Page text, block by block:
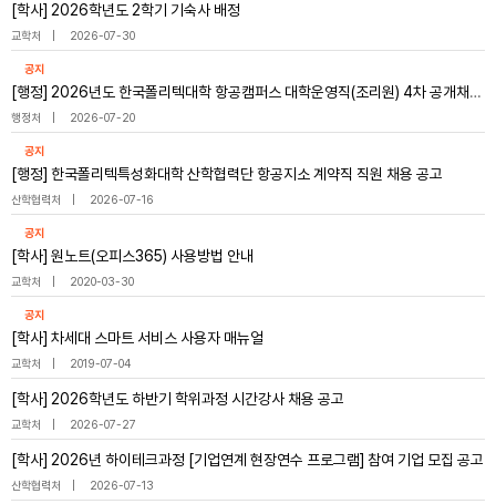
[학사] 2026학년도 2학기 기숙사 배정
교학처 2026-07-30
공지
[행정] 2026년도 한국폴리텍대학 항공캠퍼스 대학운영직(조리원) 4차 공개채용 공고
행정처 2026-07-20
공지
[행정] 한국폴리텍특성화대학 산학협력단 항공지소 계약직 직원 채용 공고
산학협력처 2026-07-16
공지
[학사] 원노트(오피스365) 사용방법 안내
교학처 2020-03-30
공지
[학사] 차세대 스마트 서비스 사용자 매뉴얼
교학처 2019-07-04
[학사] 2026학년도 하반기 학위과정 시간강사 채용 공고
교학처 2026-07-27
[학사] 2026년 하이테크과정 [기업연계 현장연수 프로그램] 참여 기업 모집 공고
산학협력처 2026-07-13